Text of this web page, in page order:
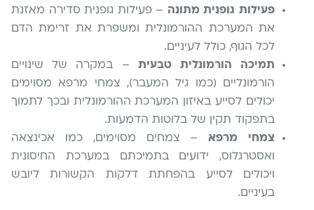
פעילות גופנית מתונה – פעילות גופנית סדירה מאזנת
את המערכת ההורמונלית ומשפרת את זרימת הדם
לכל הגוף, כולל לעיניים.
תמיכה הורמונלית טבעית – במקרה של שינויים
הורמונליים (כמו גיל המעבר), צמחי מרפא מסוימים
יכולים לסייע באיזון המערכת ההורמונלית ובכך לתמוך
בתפקוד תקין של בלוטות הדמעות.
צמחי מרפא– צמחים מסוימים, כמו אכינצאה
ואסטרגלוס, ידועים בתמיכתם במערכת החיסונית
ויכולים לסייע בהפחתת דלקות הקשורות ליובש
בעיניים.